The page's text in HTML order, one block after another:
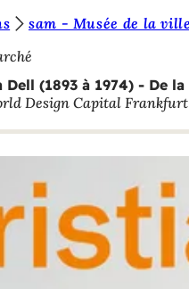
sam - Musée de la
(1893 à 1974) - De
Design Capital